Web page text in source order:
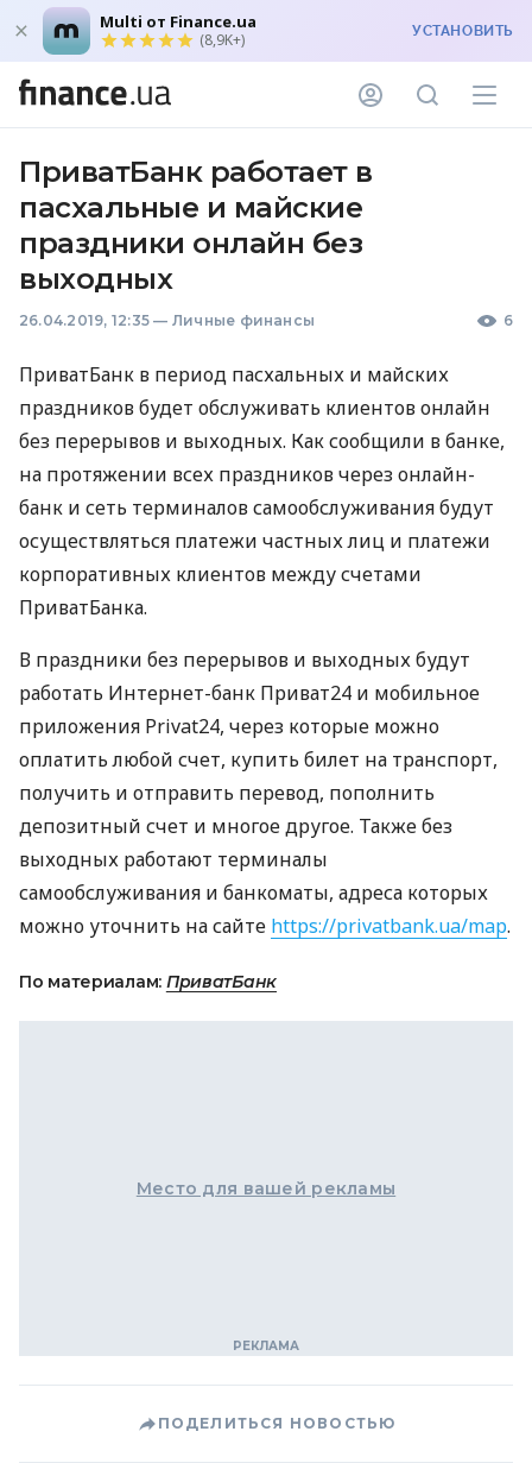
Multi от Finance.ua
(8,9K+) УСТАНОВИТЬ
ПриватБанк работает в
пасхальные и майские
праздники онлайн без
выходных
26.04.2019, 12:35 — Личные финансы 6
ПриватБанк в период пасхальных и майских
праздников будет обслуживать клиентов онлайн
без перерывов и выходных. Как сообщили в банке,
на протяжении всех праздников через онлайн-
банк и сеть терминалов самообслуживания будут
осуществляться платежи частных лиц и платежи
корпоративных клиентов между счетами
ПриватБанка.
В праздники без перерывов и выходных будут
работать Интернет-банк Приват24 и мобильное
приложения Privat24, через которые можно
оплатить любой счет, купить билет на транспорт,
получить и отправить перевод, пополнить
депозитный счет и многое другое. Также без
выходных работают терминалы
самообслуживания и банкоматы, адреса которых
можно уточнить на сайте https://privatbank.ua/map.
По материалам: ПриватБанк
Место для вашей рекламы
ПОДЕЛИТЬСЯ НОВОСТЬЮ